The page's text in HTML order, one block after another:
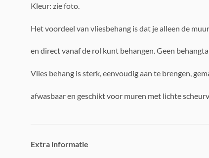
Kleur: zie foto.
Het voordeel van vliesbehang is dat je alleen de
en direct vanaf de rol kunt behangen. Geen
Vlies behang is sterk, eenvoudig aan te brengen,
afwasbaar en geschikt voor muren met lichte
Extra informatie